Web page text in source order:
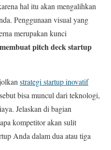
hal itu akan mengalihkan
Penggunaan visual yang
merupakan kunci
pitch deck startup
strategi startup inovatif
bisa muncul dari teknologi,
Jelaskan di bagian
kompetitor akan sulit
Anda dalam dua atau tiga